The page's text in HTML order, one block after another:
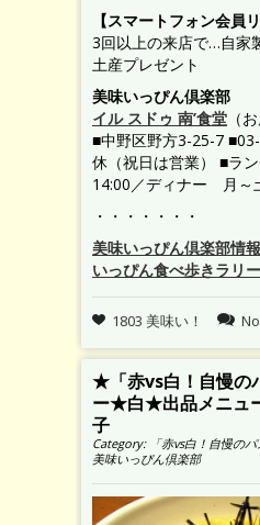
【スマートフォン会員
3回以上の来店で…自家
土産プレゼント
美味いっぴん倶楽部
イル スドゥ 南’食堂 （
■中野区野方3-25-7
休（祝日は営業） ■ラ
14:00／ディナー 月～
・・・・・・・
美味いっぴん倶楽部情
いっぴん食べ歩きラリ
1803 美味い！
★「赤vs白！自慢の
ー★白★出品メニュ
子
Category: 「赤vs白！自慢の
美味いっぴん倶楽部